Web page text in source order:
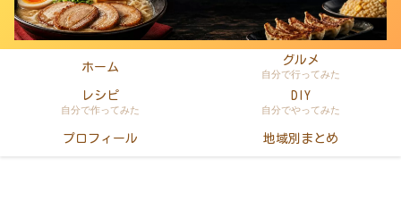
ホーム
グルメ
自分で行ってみた
レシピ
自分で作ってみた
DIY
自分でやってみた
プロフィール 地域別まとめ